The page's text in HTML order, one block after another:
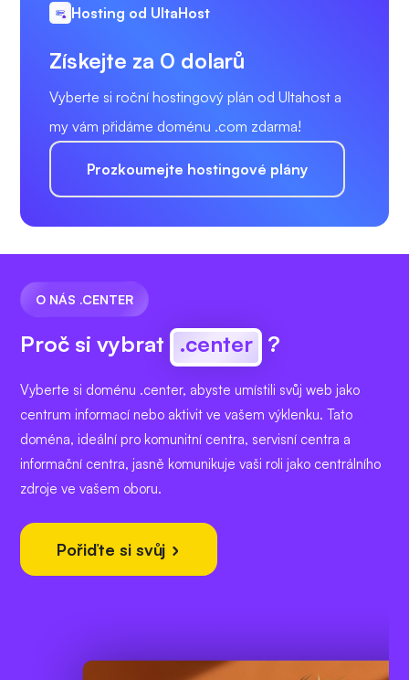
Hosting od UltaHost
Získejte za 0 dolarů
Vyberte si roční hostingový plán od Ultahost a
my vám přidáme doménu .com zdarma!
Prozkoumejte hostingové plány
O NÁS .CENTER
Proč si vybrat .center ?
Vyberte si doménu .center, abyste umístili svůj web jako
centrum informací nebo aktivit ve vašem výklenku. Tato
doména, ideální pro komunitní centra, servisní centra a
informační centra, jasně komunikuje vaši roli jako centrálního
zdroje ve vašem oboru.
Pořiďte si svůj